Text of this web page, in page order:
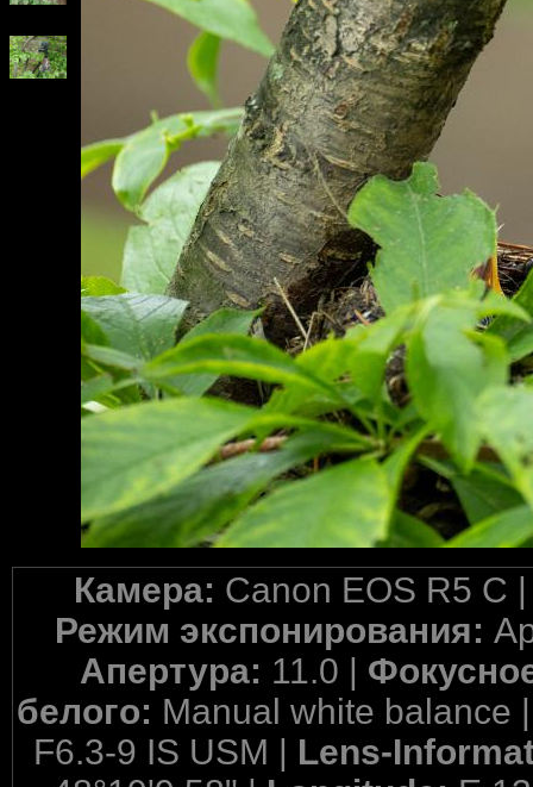
Камера: Canon EOS R5 C
Режим экспонирования:
Апертура: 11.0 |
белого: Manual white balance
F6.3-9 IS USM | Lens-